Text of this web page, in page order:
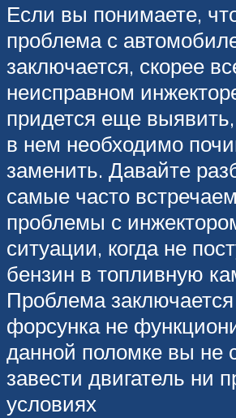
Если вы понимаете,
проблема с
заключается, скорее
неисправном
придется еще
в нем необходимо
заменить. Давайте
самые часто
проблемы с
ситуации, когда не
бензин в топливную
Проблема
форсунка не
данной поломке вы не
завести двигатель ни
условиях